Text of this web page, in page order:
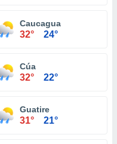
Caucagua
32° 24°
Cúa
32° 22°
Guatire
31° 21°